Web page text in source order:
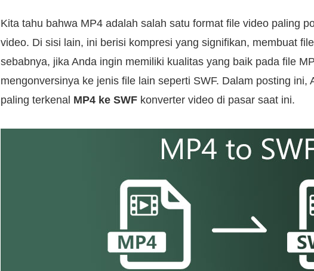
Kita tahu bahwa MP4 adalah salah satu format file video paling
video. Di sisi lain, ini berisi kompresi yang signifikan, membuat
sebabnya, jika Anda ingin memiliki kualitas yang baik pada file
mengonversinya ke jenis file lain seperti SWF. Dalam posting ini,
paling terkenal MP4 ke SWF konverter video di pasar saat ini.